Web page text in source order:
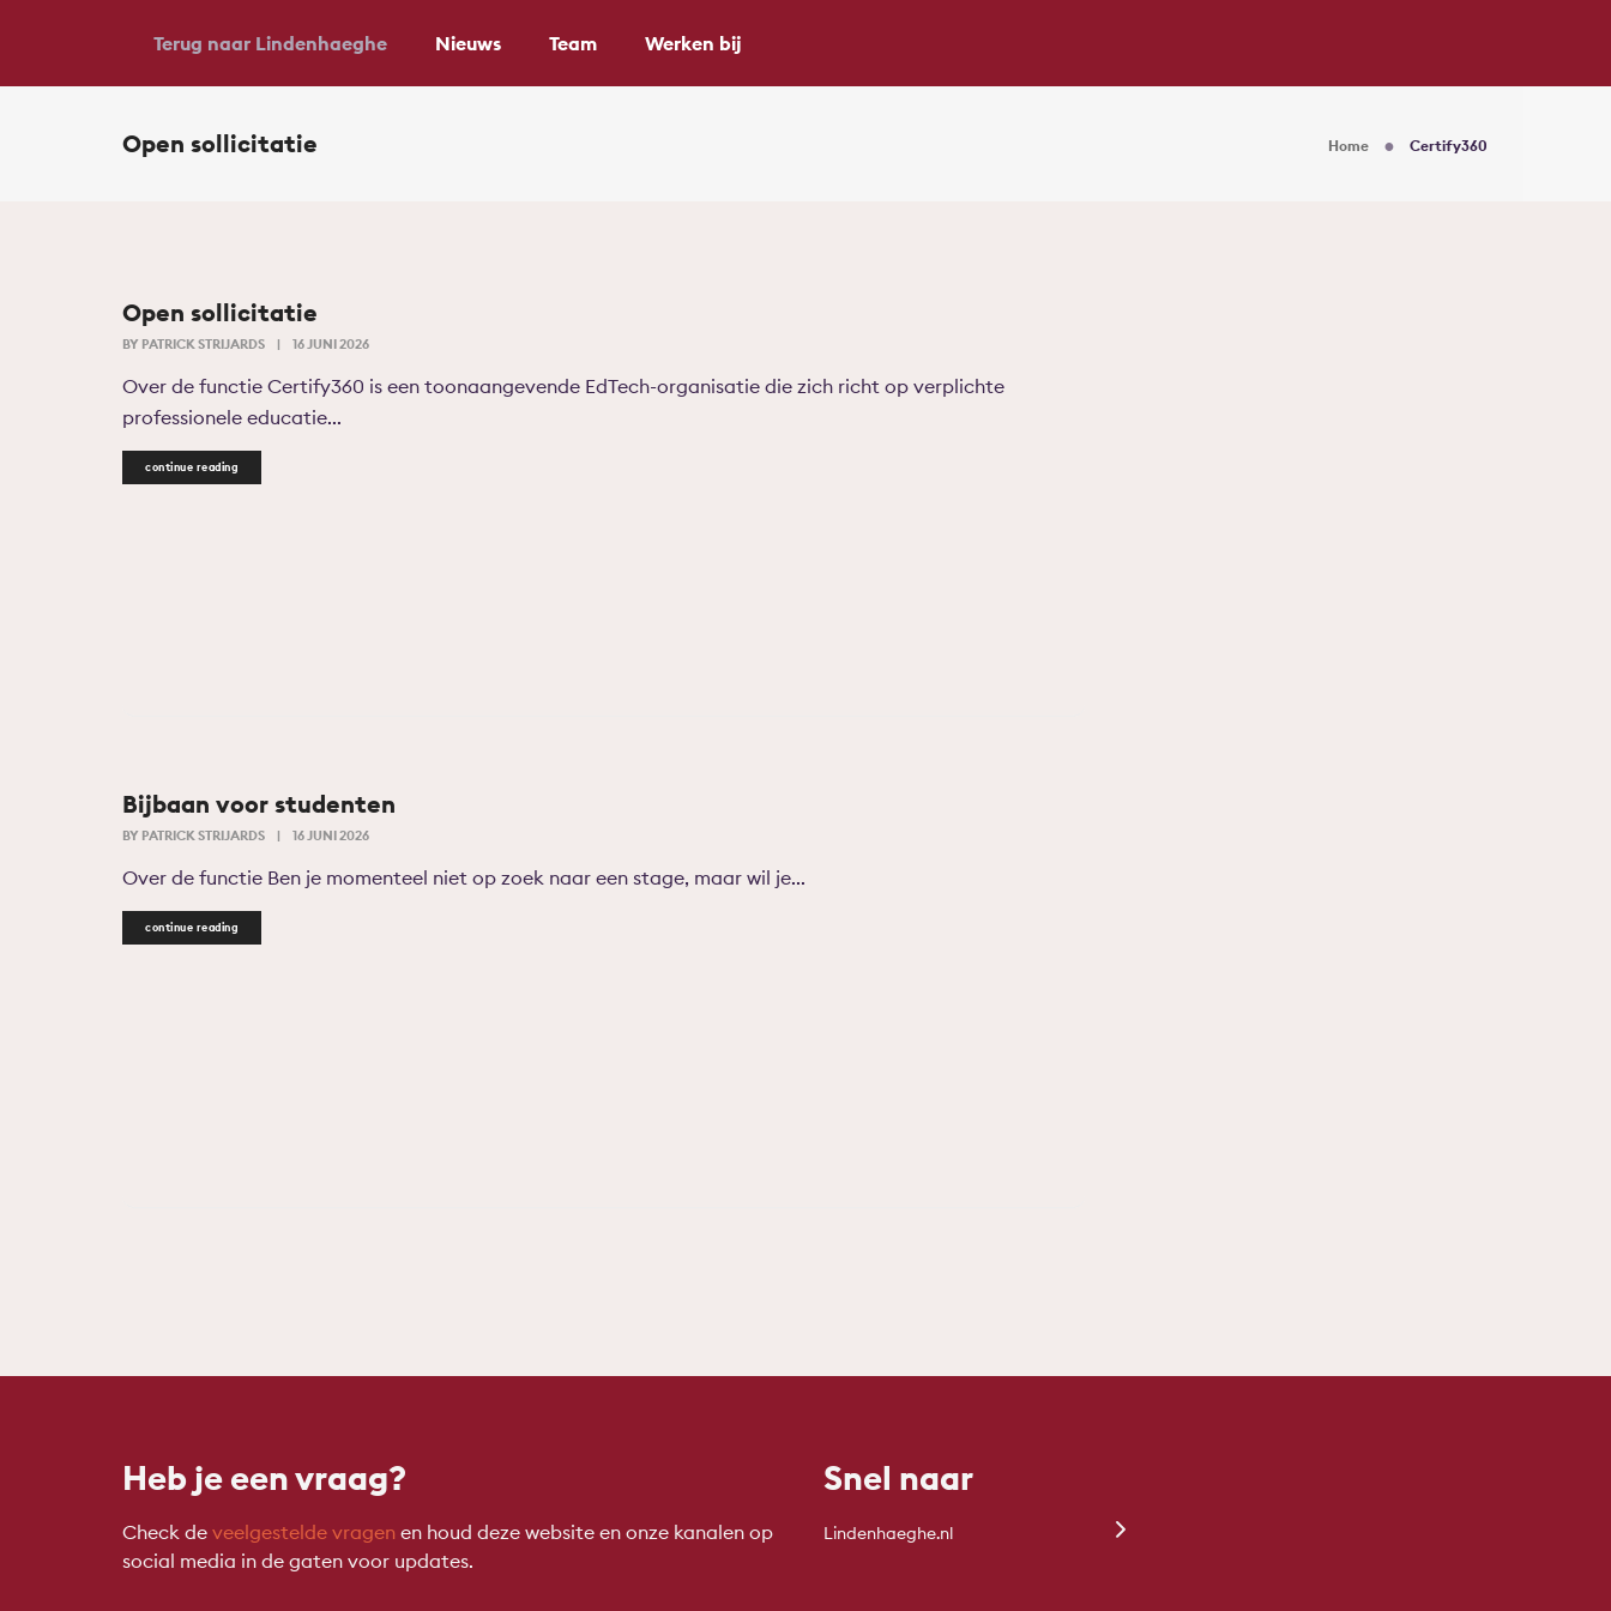
Terug naar Lindenhaeghe Nieuws Team Werken bij
Open sollicitatie Home Certify360
Open sollicitatie
BY PATRICK STRIJARDS | 16 JUNI 2026
Over de functie Certify360 is een toonaangevende EdTech-organisatie die zich richt op verplichte
professionele educatie...
continue reading
Bijbaan voor studenten
BY PATRICK STRIJARDS | 16 JUNI 2026
Over de functie Ben je momenteel niet op zoek naar een stage, maar wil je...
continue reading
Heb je een vraag?
Check de veelgestelde vragen en houd deze website en onze kanalen op
social media in de gaten voor updates.
Snel naar
Lindenhaeghe.nl